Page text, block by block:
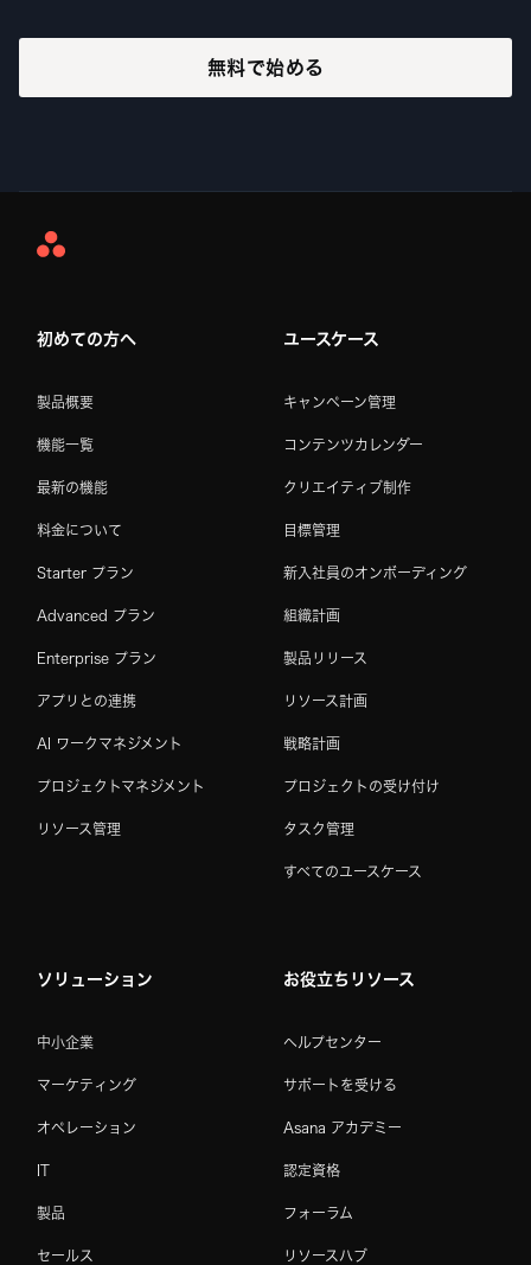
無料で始める
Asana
初めての方へ
製品概要
機能一覧
最新の機能
料金について
Starter プラン
Advanced プラン
Enterprise プラン
アプリとの連携
AI ワークマネジメント
プロジェクトマネジメント
リソース管理
ユースケース
キャンペーン管理
コンテンツカレンダー
クリエイティブ制作
目標管理
新入社員のオンボーディング
組織計画
製品リリース
リソース計画
戦略計画
プロジェクトの受け付け
タスク管理
すべてのユースケース
ソリューション
中小企業
マーケティング
オペレーション
製品
セールス
お役立ちリソース
ヘルプセンター
サポートを受ける
Asana アカデミー
認定資格
フォーラム
リソースハブ